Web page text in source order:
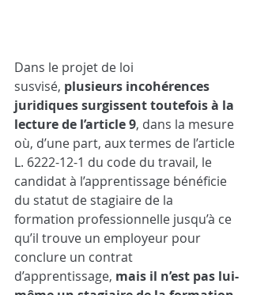
Dans le projet de loi
susvisé, plusieurs incohérences
juridiques surgissent toutefois à la
lecture de l’article 9, dans la mesure
où, d’une part, aux termes de l’article
L. 6222-12-1 du code du travail, le
candidat à l’apprentissage bénéficie
du statut de stagiaire de la
formation professionnelle jusqu’à ce
qu’il trouve un employeur pour
conclure un contrat
d’apprentissage, mais il n’est pas lui-